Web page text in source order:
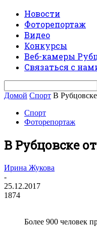
Новости
Фоторепортаж
Видео
Конкурсы
Веб-камеры
Связаться с
Домой Спорт В
Спорт
Фоторепортаж
В Рубцовске
Ирина Жукова
-
25.12.2017
1874
Более 900 человек